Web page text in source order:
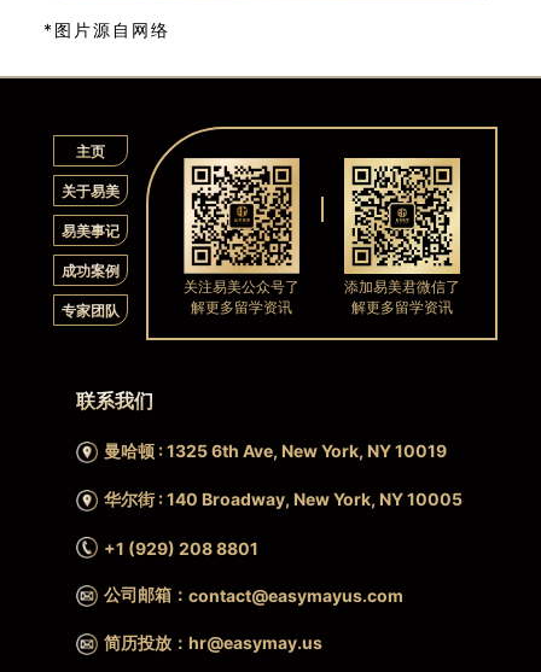
*图片源自网络
主页
关于易美
易美事记
成功案例
专家团队
联系我们
曼哈顿 : 1325 6th Ave, New York, NY 10019
华尔街 : 140 Broadway, New York, NY 10005
+1 (929) 208 8801
公司邮箱：contact@easymayus.com
简历投放：hr@easymay.us
关注易美公众号了
解更多留学资讯
添加易美君微信了
解更多留学资讯